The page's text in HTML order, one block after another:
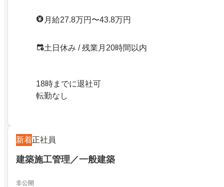
月給27.8万円〜43.8万円
土日休み / 残業月20時間以内
18時までに退社可
転勤なし
新着正社員
建築施工管理／一般建築
非公開